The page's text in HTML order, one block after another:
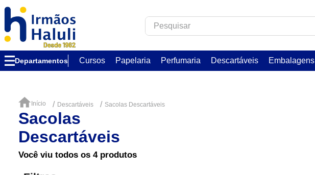
Pesquisar
Departamentos Cursos Papelaria Perfumaria Descartáveis Embalagens
Descartáveis Sacolas Descartáveis
Sacolas
Descartáveis
Você viu todos os 4produtos
1º
corfix